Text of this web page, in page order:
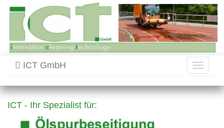
Toggle
ICT GmbH
ICT - Ihr Spezialist für: